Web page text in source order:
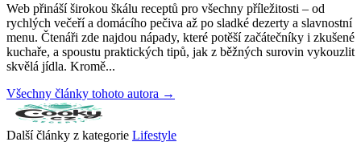
Web přináší širokou škálu receptů pro všechny příležitosti – od
rychlých večeří a domácího pečiva až po sladké dezerty a slavnostní
menu. Čtenáři zde najdou nápady, které potěší začátečníky i zkušené
kuchaře, a spoustu praktických tipů, jak z běžných surovin vykouzlit
skvělá jídla. Kromě...
Všechny články tohoto autora →
Další články z kategorie Lifestyle